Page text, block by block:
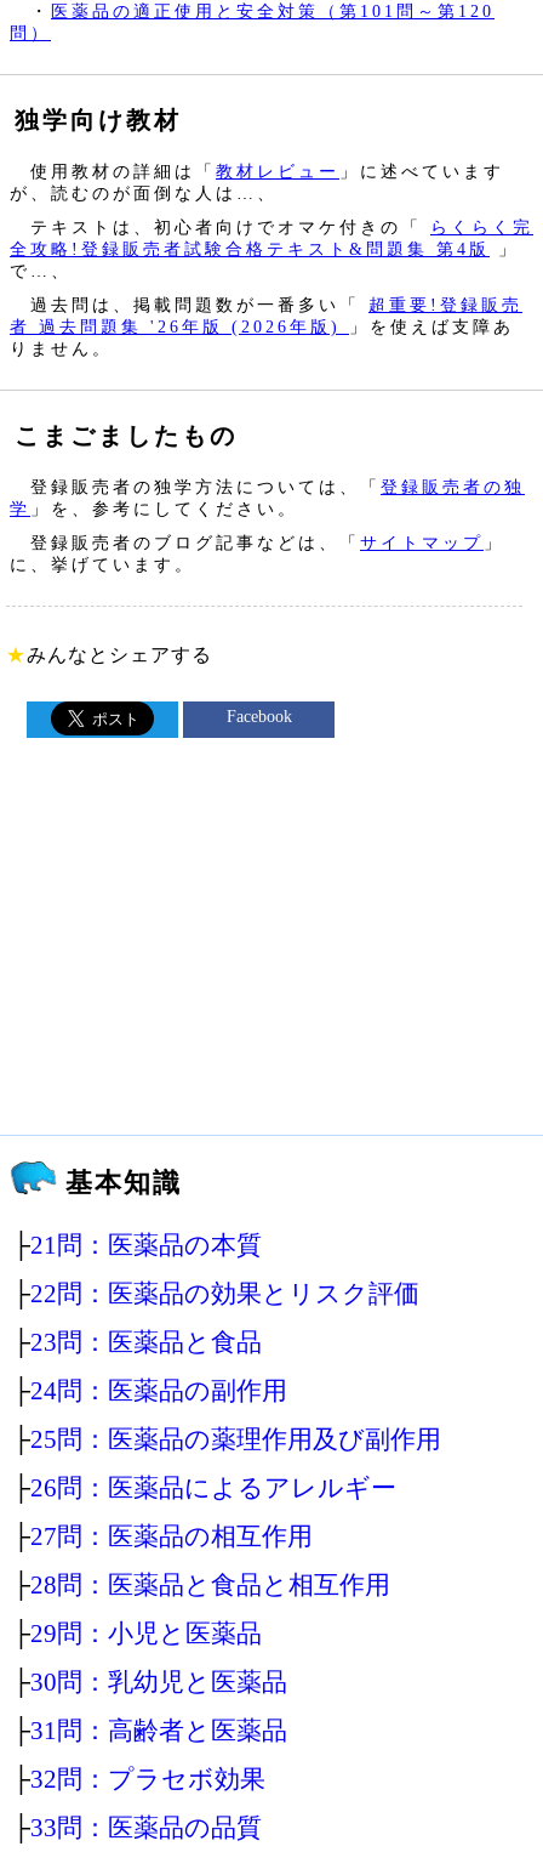
・
医薬品の適正使用と安全対策（第101問～第120
問）
独学向け教材
使用教材の詳細は「 教材レビュー 」に述べています
が、読むのが面倒な人は…、
テキストは、初心者向けでオマケ付きの「
らくらく完
全攻略!登録販売者試験合格テキスト&問題集 第4版
」
で…、
過去問は、掲載問題数が一番多い「
超重要!登録販売
者 過去問題集 '26年版 (2026年版)
」を使えば支障あ
りません。
こまごましたもの
登録販売者の独学方法については、「 登録販売者の独
学 」を、参考にしてください。
登録販売者のブログ記事などは、「 サイトマップ 」
に、挙げています。
★みんなとシェアする
Facebook
基本知識
├21問：医薬品の本質
├22問：医薬品の効果とリスク評価
├23問：医薬品と食品
├24問：医薬品の副作用
├25問：医薬品の薬理作用及び副作用
├26問：医薬品によるアレルギー
├27問：医薬品の相互作用
├28問：医薬品と食品と相互作用
├29問：小児と医薬品
├30問：乳幼児と医薬品
├31問：高齢者と医薬品
├32問：プラセボ効果
├33問：医薬品の品質